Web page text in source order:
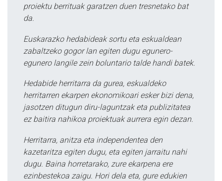
proiektu berrituak garatzen duen tresnetako bat
da.
Euskarazko hedabideak sortu eta eskualdean
zabaltzeko gogor lan egiten dugu egunero-
egunero langile zein boluntario talde handi batek.
Hedabide herritarra da gurea, eskualdeko
herritarren ekarpen ekonomikoari esker bizi dena,
jasotzen ditugun diru-laguntzak eta publizitatea
ez baitira nahikoa proiektuak aurrera egin dezan.
Herritarra, anitza eta independentea den
kazetaritza egiten dugu, eta egiten jarraitu nahi
dugu. Baina horretarako, zure ekarpena ere
ezinbestekoa zaigu. Hori dela eta, gure edukien